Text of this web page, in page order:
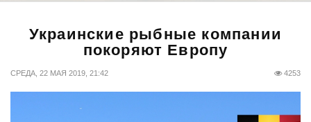
Украинские рыбные компании
покоряют Европу
СРЕДА, 22 МАЯ 2019, 21:42 4253